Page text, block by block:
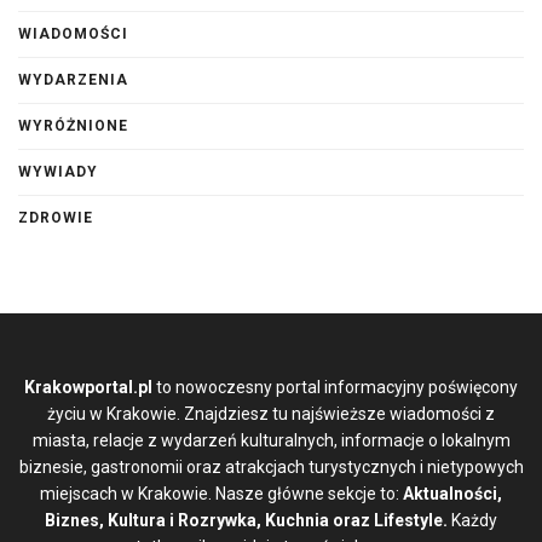
WIADOMOŚCI
WYDARZENIA
WYRÓŻNIONE
WYWIADY
ZDROWIE
Krakowportal.pl to nowoczesny portal informacyjny poświęcony
życiu w Krakowie. Znajdziesz tu najświeższe wiadomości z
miasta, relacje z wydarzeń kulturalnych, informacje o lokalnym
biznesie, gastronomii oraz atrakcjach turystycznych i nietypowych
miejscach w Krakowie. Nasze główne sekcje to: Aktualności,
Biznes, Kultura i Rozrywka, Kuchnia oraz Lifestyle. Każdy